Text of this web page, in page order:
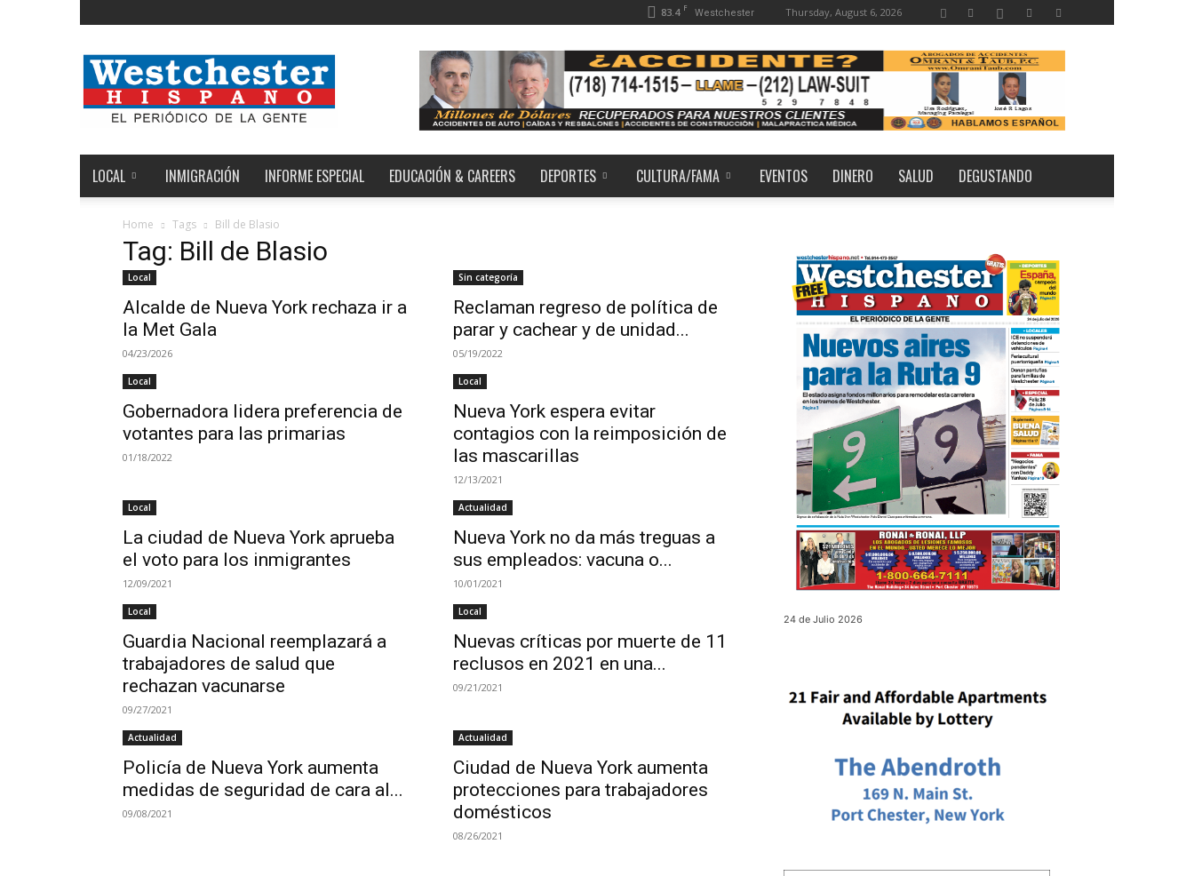
83.4 F Westchester Thursday, August 6, 2026
Noticias
de
Westchester,
Estados
y
el
Mundo
LOCAL INMIGRACIÓN INFORME ESPECIAL EDUCACIÓN & CAREERS DEPORTES CULTURA/FAMA EVENTOS DINERO SALUD DEGUSTANDO
Home Tags Bill de Blasio
Tag: Bill de Blasio
Local
Alcalde de Nueva York rechaza ir a
la Met Gala
04/23/2026
Sin categoría
Reclaman regreso de política de
parar y cachear y de unidad...
05/19/2022
Local
Gobernadora lidera preferencia de
votantes para las primarias
01/18/2022
Local
Nueva York espera evitar
contagios con la reimposición de
las mascarillas
12/13/2021
Local
La ciudad de Nueva York aprueba
el voto para los inmigrantes
12/09/2021
Actualidad
Nueva York no da más treguas a
sus empleados: vacuna o...
10/01/2021
Local
Guardia Nacional reemplazará a
trabajadores de salud que
rechazan vacunarse
09/27/2021
Local
Nuevas críticas por muerte de 11
reclusos en 2021 en una...
09/21/2021
Actualidad
Policía de Nueva York aumenta
medidas de seguridad de cara al...
09/08/2021
Actualidad
Ciudad de Nueva York aumenta
protecciones para trabajadores
domésticos
08/26/2021
24 de Julio 2026